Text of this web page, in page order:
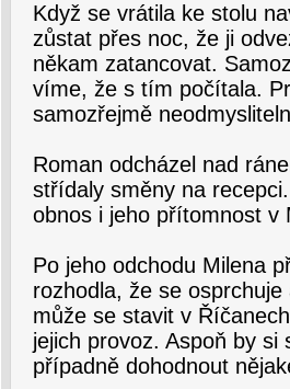
Když se vrátila ke stolu
zůstat přes noc, že ji
někam zatancovat.
víme, že s tím počítala.
samozřejmě
Roman odcházel nad
střídaly směny na
obnos i jeho přítomnost v
Po jeho odchodu Milena
rozhodla, že se
může se stavit v
jejich provoz. Aspoň by
případně dohodnout